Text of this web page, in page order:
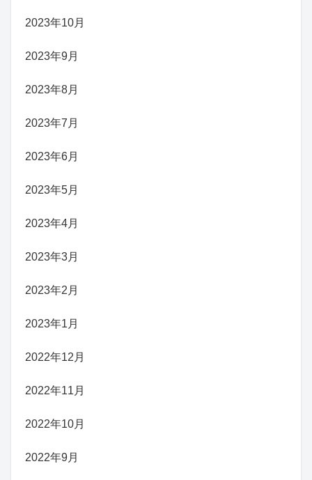
2023年10月
2023年9月
2023年8月
2023年7月
2023年6月
2023年5月
2023年4月
2023年3月
2023年2月
2023年1月
2022年12月
2022年11月
2022年10月
2022年9月